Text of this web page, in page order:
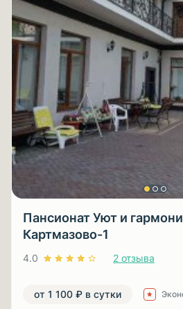
Пансионат Уют и
Картмазово-1
4.0 2 отзыва
от 1 100 ₽ в сутки